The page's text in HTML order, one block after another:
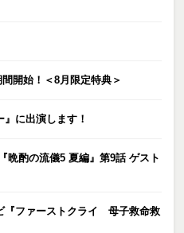
開始！＜8月限定特典＞
に出演します！
晩酌の流儀5 夏編』第9話 ゲスト
『ファーストクライ 母子救命救